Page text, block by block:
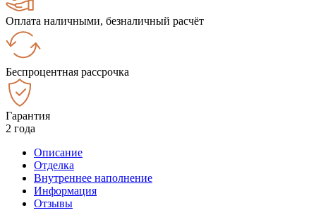
Оплата наличными, безналичный расчёт
Беспроцентная рассрочка
Гарантия
2 года
Описание
Отделка
Внутреннее наполнение
Информация
Отзывы